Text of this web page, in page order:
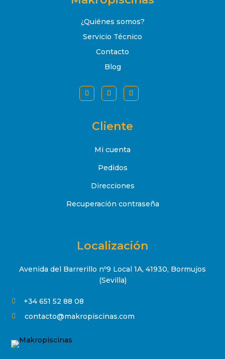
¿Quiénes somos?
Servicio Técnico
Contacto
Blog
Cliente
Mi cuenta
Pedidos
Direcciones
Recuperación contraseña
Localización
Avenida del Barrerillo nº9 Local 1A, 41930, Bormujos
(Sevilla)
 +34 651 52 88 08
 contacto@makropiscinas.com